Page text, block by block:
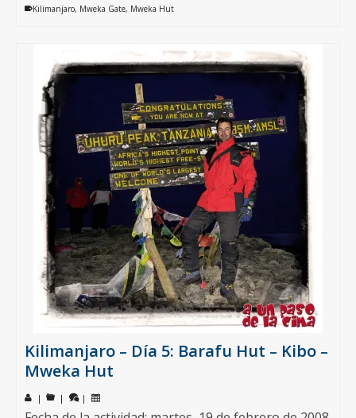
Kilimanjaro, Mweka Gate, Mweka Hut
Kilimanjaro – Día 5: Barafu Hut – Kibo –
Mweka Hut
| | |